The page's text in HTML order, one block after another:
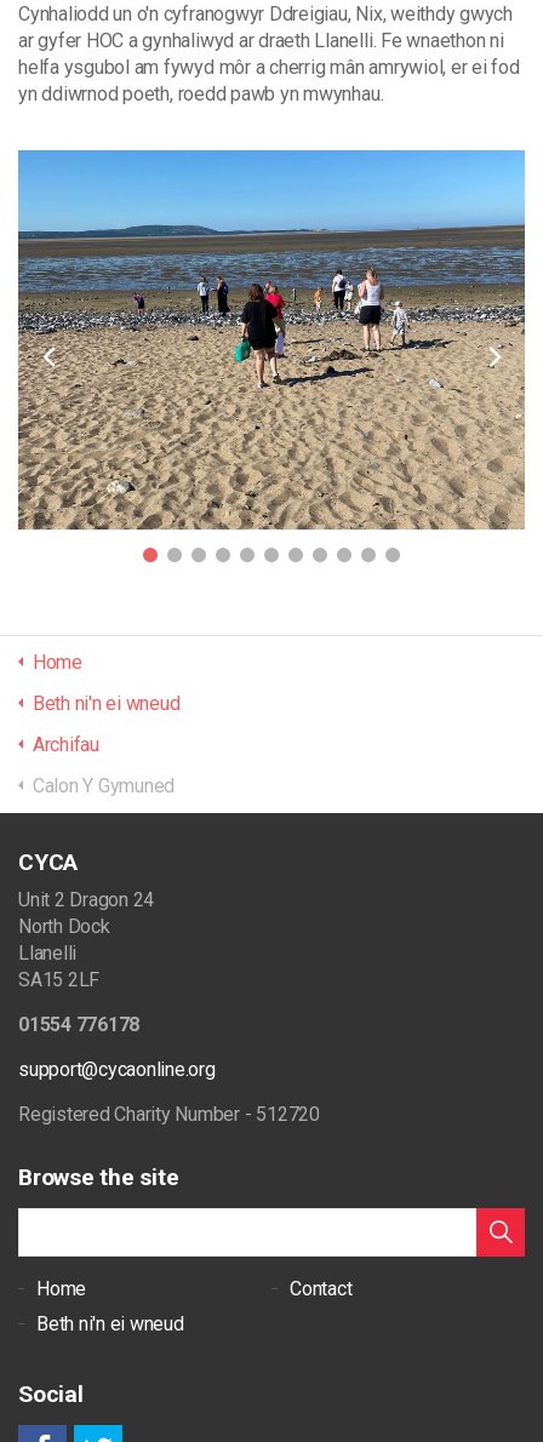
Cynhaliodd un o'n cyfranogwyr Ddreigiau, Nix,weithdygwych
argyfer HOC agynhaliwyd ardraeth Llanelli Fe wnaethon ni
helfa ysgubol am fywyd môr acherrig mân amrywiol, erei fod
yn ddiwrnod poeth, roedd pawb yn mwynhau
Home
Beth ni'n ei wneud
Archifau
Calon Y Gymuned
CYCA
Unit 2 Dragon 24
North Dock
Llanelli
SA15 2LF
01554 776178
support@cycaonline.org
Registered Charity Number - 512720
Browse the site
Home
Contact
Beth ni'n ei wneud
Social